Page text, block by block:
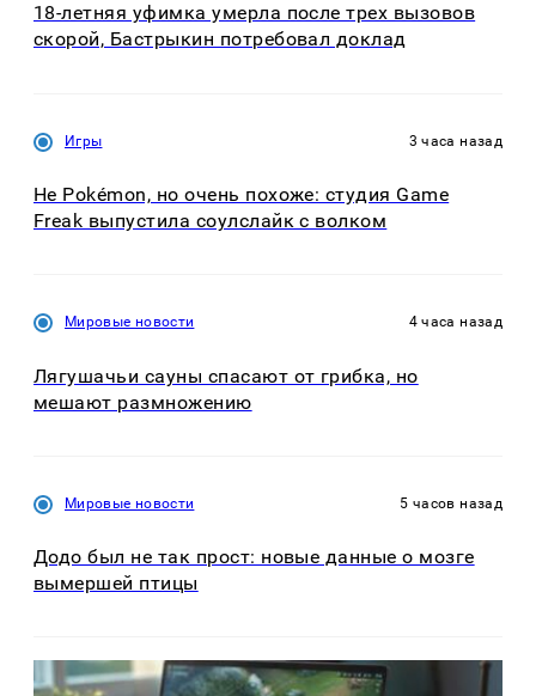
18-летняя уфимка умерла после трех вызовов
скорой, Бастрыкин потребовал доклад
Игры 3 часа назад
Не Pokémon, но очень похоже: студия Game
Freak выпустила соулслайк с волком
Мировые новости 4 часа назад
Лягушачьи сауны спасают от грибка, но
мешают размножению
Мировые новости 5 часов назад
Додо был не так прост: новые данные о мозге
вымершей птицы